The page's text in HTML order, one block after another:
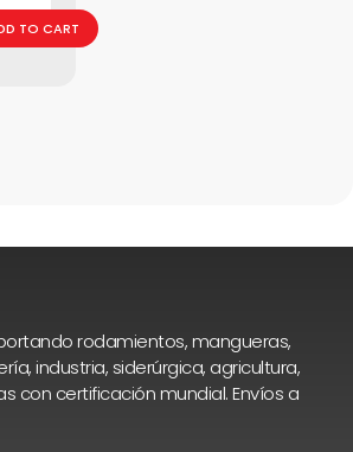
TO CART
rodamientos, mangueras,
industria, siderúrgica, agricultura,
con certificación mundial. Envíos a